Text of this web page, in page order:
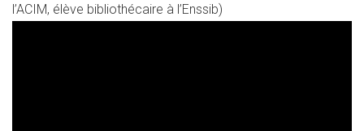
l’ACIM, élève bibliothécaire à l’Enssib)